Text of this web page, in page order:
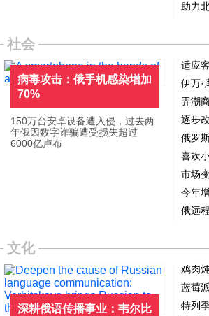
助力
社会
病毒攻击：俄手机感染增加
70%
150万台安卓设备遭入侵，过去两
年俄因数字诈骗遭受损失超过
6000亿卢布
适应
伊万·
弄潮
逐步
俄罗
喜欢
市场
今年
俄远
文化
深耕俄语传播事业：韦尔比
鸡肉
蓝莓
特列